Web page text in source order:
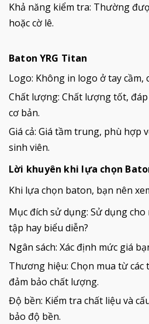
Khả năng kiểm tra: Thường
hoặc cờ lê.
Baton YRG Titan
Logo: Không in logo ở tay
Chất lượng: Chất lượng tốt,
cơ bản.
Giá cả: Giá tầm trung, phù hợp
sinh viên.
Lời khuyên khi lựa chọn
Khi lựa chọn baton, bạn nên
Mục đích sử dụng: Sử dụng
tập hay biểu diễn?
Ngân sách: Xác định mức giá
Thương hiệu: Chọn mua từ
đảm bảo chất lượng.
Độ bền: Kiểm tra chất liệu và
bảo độ bền.